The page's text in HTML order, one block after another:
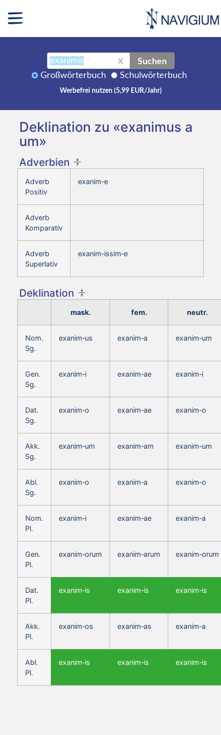
X Suchen
Großwörterbuch Schulwörterbuch
Werbefrei nutzen (5,99 EUR/Jahr)
Deklination zu «exanimus a
um»
Adverbien
Adverb
Positiv
exanim‑e
Adverb
Komparativ
Adverb
Superlativ
exanim‑issim‑e
Deklination
mask. fem. neutr.
Nom.
Sg.
exanim‑us exanim‑a exanim‑um
Gen.
Sg.
exanim‑i exanim‑ae exanim‑i
Dat.
Sg.
exanim‑o exanim‑ae exanim‑o
Akk.
Sg.
exanim‑um exanim‑am exanim‑um
Abl.
Sg.
exanim‑o exanim‑a exanim‑o
Nom.
Pl.
exanim‑i exanim‑ae exanim‑a
Gen.
Pl.
exanim‑orum exanim‑arum exanim‑orum
Dat.
Pl.
exanim‑is exanim‑is exanim‑is
Akk.
Pl.
exanim‑os exanim‑as exanim‑a
Abl.
Pl.
exanim‑is exanim‑is exanim‑is